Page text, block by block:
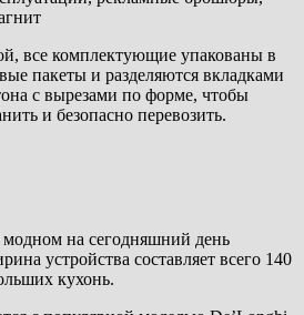
все комплектующие упакованы в
пакеты и разделяются вкладками
с вырезами по форме, чтобы
и безопасно перевозить.
на сегодняшний день
устройства составляет всего 140
кухонь.